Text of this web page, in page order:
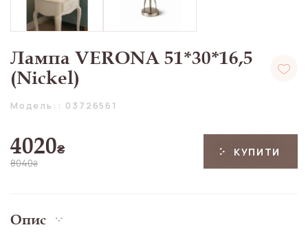
Лампа VERONA 51*30*16,5
(Nickel)
Модель:: 03726561
4020₴
8040₴
КУПИТИ
Опис